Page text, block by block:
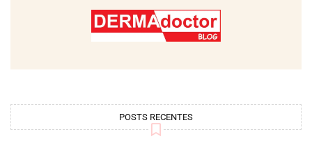
POSTS RECENTES